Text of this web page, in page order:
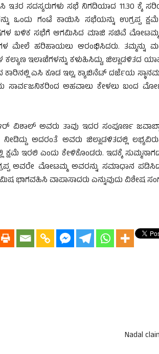
ಸದಸ್ಯರುಗಳು ಸಭೆ ನಿಗದಿಯಾದ 11.30 ಕ್ಕೆ
ಒಂದು ಗಂಟೆ ಕಾಯಿಸಿ ಸಭೆಯನ್ನು ಉಗ್ರಪ್ಪ
ಬಳಿಕ ಸಭೆಗೆ ಆಗಮಿಸಿದ ಮಾಜಿ ಸಚಿವೆ ಮೋಟಮ್ಮ
ಮೇಲೆ ಹರಿಹಾಯಲು ಆರಂಭಿಸಿದರು. ತಮ್ಮನ್ನು
ಇಲಾಖೆಗಳನ್ನು ಕಳುಹಿಸಿದ್ದು, ಜಿಲ್ಲಾಡಳಿತದ
ಕಾರಿನಲ್ಲಿ ಎಸಿ ಕೂಡ ಇಲ್ಲ, ಕ್ಯಾಬಿನೆಟ್ ದರ್ಜೆಯ
ಸಾರ್ವಜನಿಕರಿಂದ ಅಹವಾಲು ಕೇಳಲು ಬಂದ
ವಿಶಾಲ್ ಅವರು ತಾವು ಇದರ ಸಂಪೂರ್ಣ
ಅದರಂತೆ ಅವರು ಜಿಲ್ಲಾಡಳಿತದಲ್ಲಿ
ಇರಲಿ ಎಂದು ಕೇಳಿಕೊಂಡರು. ಇದಕ್ಕೆ
ಅವರೇ ಮೋಟಮ್ಮ ಅವರನ್ನು ಸಮಾಧಾನ
ಭಾಗವಹಿಸಿ ವಾಪಾಸಾದರು ಎನ್ನುವುದು ವಿಶೇಷ
Nadal